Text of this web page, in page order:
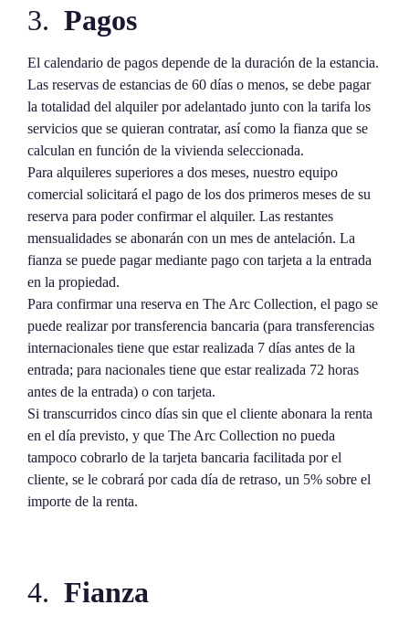
3. Pagos
El calendario de pagos depende de la duración de la estancia.
Las reservas de estancias de 60 días o menos, se debe pagar
la totalidad del alquiler por adelantado junto con la tarifa los
servicios que se quieran contratar, así como la fianza que se
calculan en función de la vivienda seleccionada.
Para alquileres superiores a dos meses, nuestro equipo
comercial solicitará el pago de los dos primeros meses de su
reserva para poder confirmar el alquiler. Las restantes
mensualidades se abonarán con un mes de antelación. La
fianza se puede pagar mediante pago con tarjeta a la entrada
en la propiedad.
Para confirmar una reserva en The Arc Collection, el pago se
puede realizar por transferencia bancaria (para transferencias
internacionales tiene que estar realizada 7 días antes de la
entrada; para nacionales tiene que estar realizada 72 horas
antes de la entrada) o con tarjeta.
Si transcurridos cinco días sin que el cliente abonara la renta
en el día previsto, y que The Arc Collection no pueda
tampoco cobrarlo de la tarjeta bancaria facilitada por el
cliente, se le cobrará por cada día de retraso, un 5% sobre el
importe de la renta.
4. Fianza